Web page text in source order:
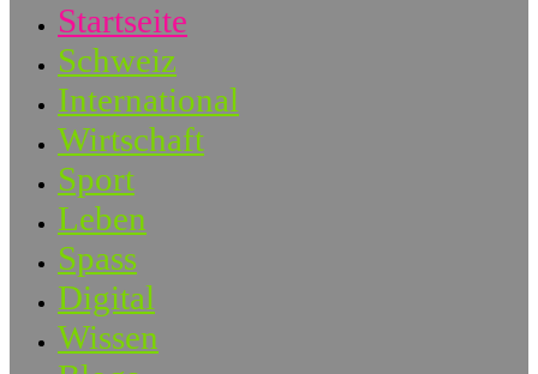
Startseite
Schweiz
International
Wirtschaft
Sport
Leben
Spass
Digital
Wissen